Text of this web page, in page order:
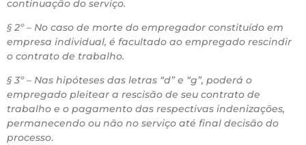
continuação do serviço.
§ 2º – No caso de morte do empregador constituído em
empresa individual, é facultado ao empregado rescindir
o contrato de trabalho.
§ 3º – Nas hipóteses das letras “d” e “g”, poderá o
empregado pleitear a rescisão de seu contrato de
trabalho e o pagamento das respectivas indenizações,
permanecendo ou não no serviço até final decisão do
processo.